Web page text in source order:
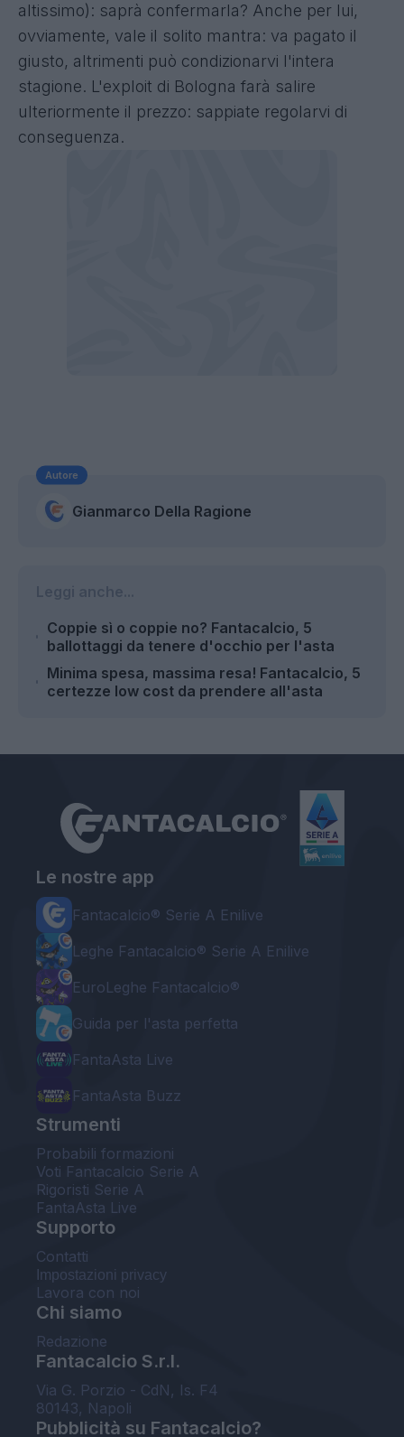
altissimo): saprà confermarla? Anche per lui,
ovviamente, vale il solito mantra: va pagato il
giusto, altrimenti può condizionarvi l'intera
stagione. L'exploit di Bologna farà salire
ulteriormente il prezzo: sappiate regolarvi di
conseguenza.
Autore
Gianmarco Della Ragione
Coppie sì o coppie no? Fantacalcio, 5
ballottaggi da tenere d'occhio per l'asta
Minima spesa, massima resa! Fantacalcio, 5
certezze low cost da prendere all'asta
Le nostre app
Fantacalcio® Serie A Enilive
Leghe Fantacalcio® Serie A Enilive
EuroLeghe Fantacalcio®
Guida per l'asta perfetta
FantaAsta Live
FantaAsta Buzz
Strumenti
Probabili formazioni
Voti Fantacalcio Serie A
Rigoristi Serie A
FantaAsta Live
Supporto
Contatti
Impostazioni privacy
Lavora con noi
Chi siamo
Redazione
Fantacalcio S.r.l.
Via G. Porzio - CdN, Is. F4
80143, Napoli
Pubblicità su Fantacalcio?